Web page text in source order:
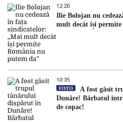
12:20
Ilie Bolojan nu
mult decât își
10:35
FOTO
A fost găsit
Dunăre! Bărbatul
de copac!